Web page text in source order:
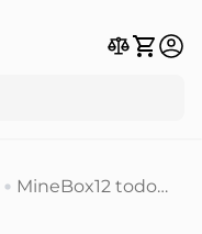
MineBox12 todo